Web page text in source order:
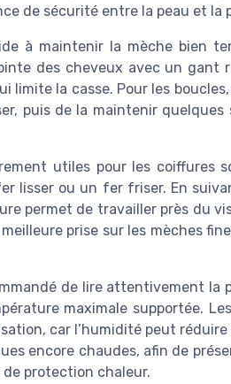
de sécurité entre la peau et la
à maintenir la mèche bien
des cheveux avec un
limite la casse. Pour les
puis de la maintenir
utiles pour les coiffures
lisser ou un fer friser. En
permet de travailler près du
prise sur les mèches
de lire attentivement
maximale supportée.
car l’humidité peut
encore chaudes, afin de
protection chaleur.